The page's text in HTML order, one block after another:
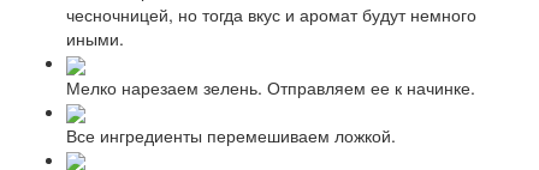
чесночницей, но тогда вкус и аромат будут немного
иными.
Мелко нарезаем зелень. Отправляем ее к начинке.
Все ингредиенты перемешиваем ложкой.